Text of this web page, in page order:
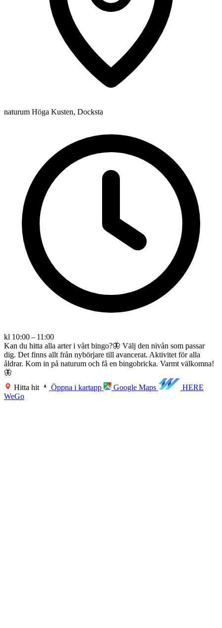
naturum Höga Kusten, Docksta
kl 10:00 – 11:00
Kan du hitta alla arter i vårt bingo?🦋 Välj den nivån som passar
dig. Det finns allt från nybörjare till avancerat. Aktivitet för alla
åldrar. Kom in på naturum och få en bingobricka. Varmt välkomna!
🦋
Hitta hit
Öppna i kartapp Google Maps
HERE
WeGo